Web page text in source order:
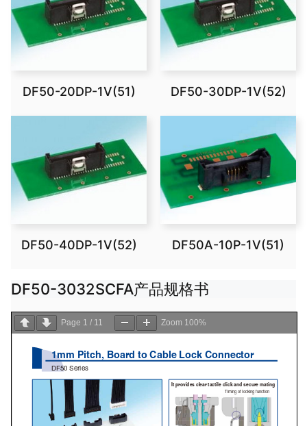
DF50-20DP-1V(51) DF50-30DP-1V(52)
DF50-40DP-1V(52) DF50A-10P-1V(51)
DF50-3032SCFA产品规格书
Page 1 / 11 Zoom 100%